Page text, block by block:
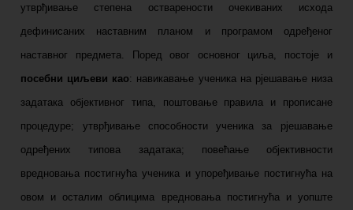
утврђивање степена остварености очекиваних исхода
дефинисаних наставним планом и програмом одређеног
наставног предмета. Поред овог основног циља, постоје и
посебни циљеви као: навикавање ученика на рјешавање низа
задатака објективног типа, поштовање правила и прописане
процедуре; утврђивање способности ученика за рјешавање
одређених типова задатака; повећање објективности
вредновања постигнућа ученика и упоређивање постигнућа на
овом и осталим облицима вредновања постигнућа и уопште